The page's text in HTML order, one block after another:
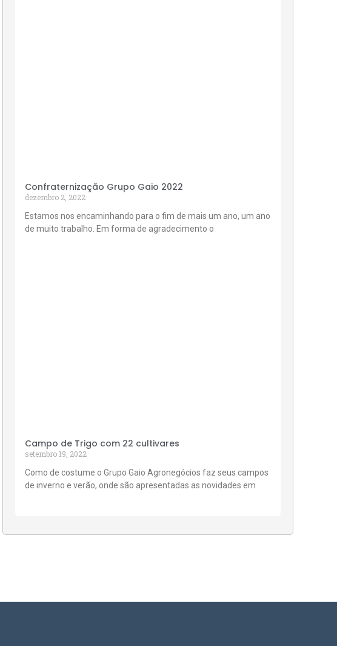
Confraternização Grupo Gaio 2022
dezembro 2, 2022
Estamos nos encaminhando para o fim de mais um ano, um ano
de muito trabalho. Em forma de agradecimento o
Campo de Trigo com 22 cultivares
setembro 19, 2022
Como de costume o Grupo Gaio Agronegócios faz seus campos
de inverno e verão, onde são apresentadas as novidades em